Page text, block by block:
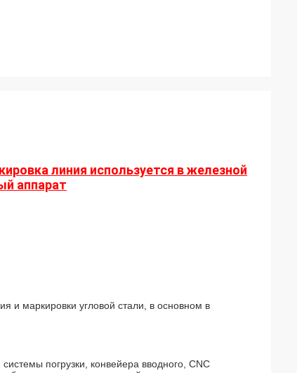
линия используется в железной
аппарат
и маркировки угловой стали, в основном в
погрузки, конвейера вводного, CNC